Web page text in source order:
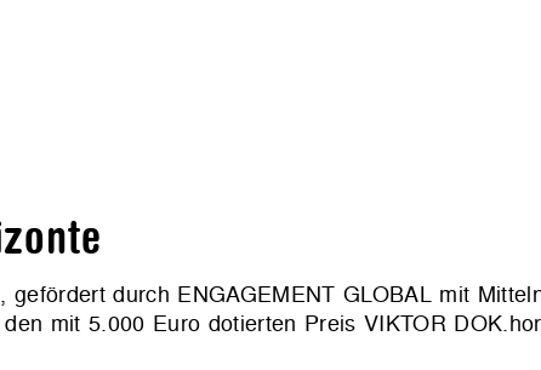
durch ENGAGEMENT GLOBAL mit
mit 5.000 Euro dotierten Preis VIKTOR